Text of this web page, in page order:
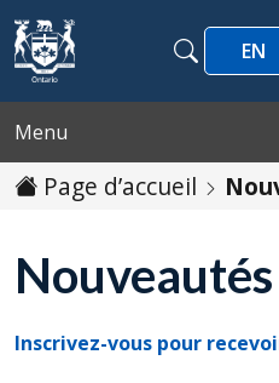
Passer au contenu
Recherche
Recherche
EN
Menu
Page d’accueil
Nouveautés
Inscrivez-vous pour